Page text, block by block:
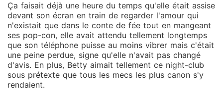
Ça faisait déjà une heure du temps qu'elle était assise
devant son écran en train de regarder l'amour qui
n'existait que dans le conte de fée tout en mangeant
ses pop-con, elle avait attendu tellement longtemps
que son téléphone puisse au moins vibrer mais c'était
une peine perdue, signe qu'elle n'avait pas changé
d'avis. En plus, Betty aimait tellement ce night-club
sous prétexte que tous les mecs les plus canon s'y
rendaient.